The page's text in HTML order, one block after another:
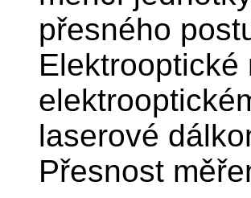
přesného
laserové
Přesnost